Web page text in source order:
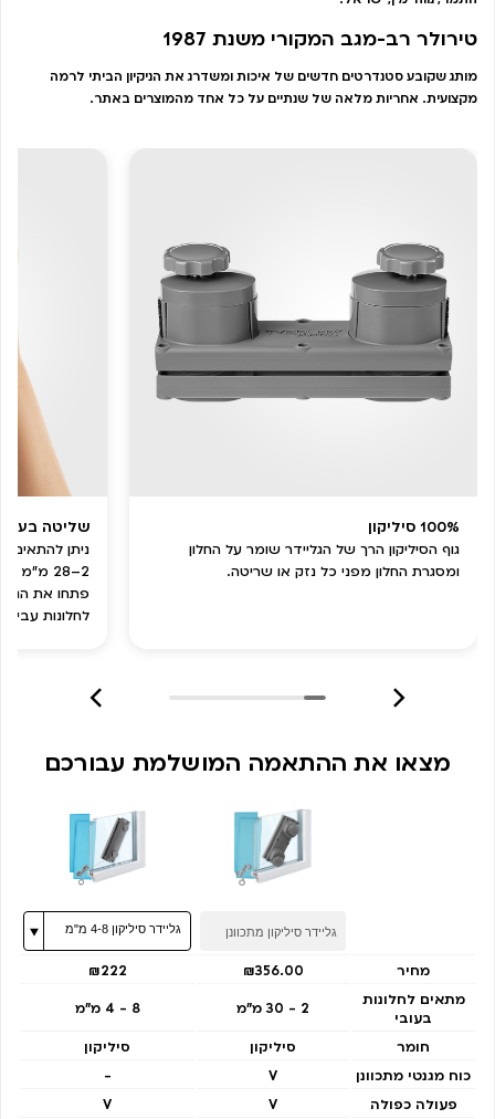
טירולר רב-מגב המקורי משנת 1987
מותג שקובע סטנדרטים חדשים של איכות ומשדרג את הניקיון הביתי לרמה
מקצועית. אחריות מלאה של שנתיים על כל אחד מהמוצרים באתר.
100% סיליקון
גוף הסיליקון הרך של הגליידר שומר על החלון
ומסגרת החלון מפני כל נזק או שריטה.
שליטה
2–28
פתחו את
לחלונות עבים.
מצאו את ההתאמה המושלמת עבורכם
מחיר ₪356.00
₪222
מתאים לחלונות
בעובי
2 - 30 מ"מ 8 - 4 מ"מ
חומר סיליקון
סיליקון
כוח מגנטי מתכוונן
V
-
פעולה כפולה
V
V